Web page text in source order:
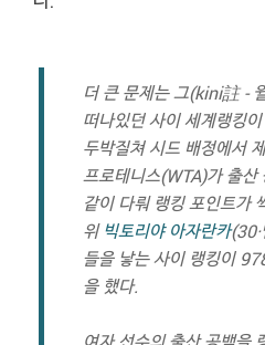
더 큰 문제는 그(kini註 -
떠나있던 사이 세계랭킹
두박질쳐 시드 배정에서
프로테니스(WTA)가 출산
같이 다뤄 랭킹 포인트가
위빅토리야 아자란카
들을 낳는 사이 랭킹이
을 했다.